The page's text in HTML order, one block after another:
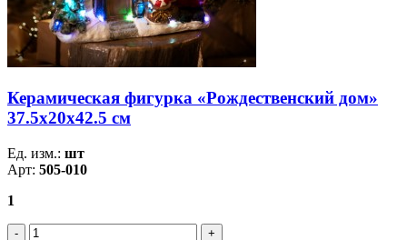
Керамическая фигурка «Рождественский дом»
37.5х20х42.5 см
Ед. изм.: шт
Арт: 505-010
1